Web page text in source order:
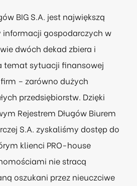
BIG S.A. jest największą
gospodarczych w
dwóch dekad zbiera i
temat sytuacji finansowej
– zarówno dużych
przedsiębiorstw. Dzięki
Rejestrem Długów Biurem
S.A. zyskaliśmy dostęp do
klienci PRO-house
nie stracą
oszukani przez nieuczciwe